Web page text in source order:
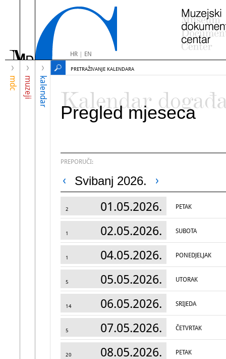
HR| EN
mdc muzeji kalendar
PRETRAŽIVANJE KALENDARA
Kalendar
Pregled mjeseca
PREPORUČI:
Svibanj 2026.
2 01.05.2026. PETAK
1 02.05.2026. SUBOTA
1 04.05.2026. PONEDJELJAK
5 05.05.2026. UTORAK
14 06.05.2026. SRIJEDA
5 07.05.2026. ČETVRTAK
20 08.05.2026. PETAK